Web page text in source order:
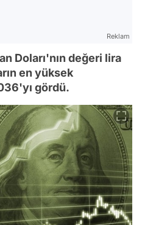
Reklam
Doları'nın değeri lira
en yüksek
gördü.